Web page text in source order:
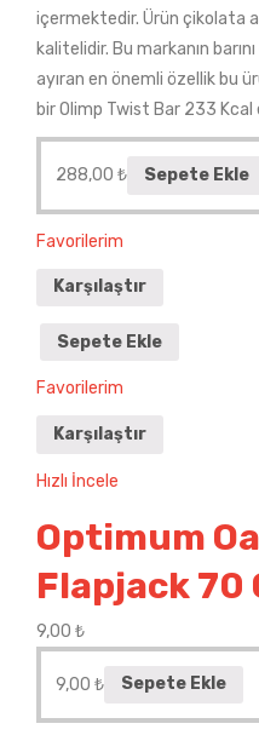
içermektedir. Ürün çikolata
kalitelidir. Bu markanın
ayıran en önemli özellik bu
bir Olimp Twist Bar 233
288,00 ₺ Sepete Ekle
Favorilerim
Karşılaştır
Sepete Ekle
Favorilerim
Karşılaştır
Hızlı İncele
Optimum
Flapjack 70
9,00 ₺
9,00 ₺ Sepete Ekle